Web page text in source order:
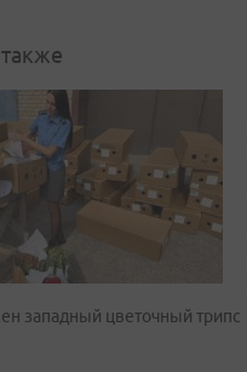
западный цветочный трипс